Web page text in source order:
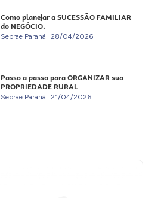
Como planejar a SUCESSÃO FAMILIAR
do NEGÓCIO.
Sebrae Paraná 28/04/2026
Passo a passo para ORGANIZAR sua
PROPRIEDADE RURAL
Sebrae Paraná 21/04/2026